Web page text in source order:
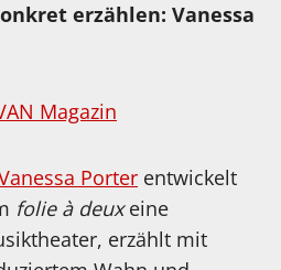
erzählen: Vanessa
Magazin
Porter entwickelt
folie à deuxeine
erzählt mit